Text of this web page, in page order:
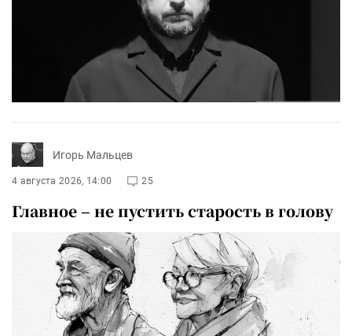
Игорь Мальцев
4 августа 2026, 14:00 25
Главное – не пустить старость в голову